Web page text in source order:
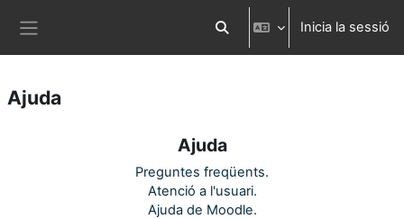
Commuta l'entrada de la cerca
Inicia la sessió
Ajuda
Ajuda
Preguntes freqüents.
Atenció a l'usuari.
Ajuda de Moodle.